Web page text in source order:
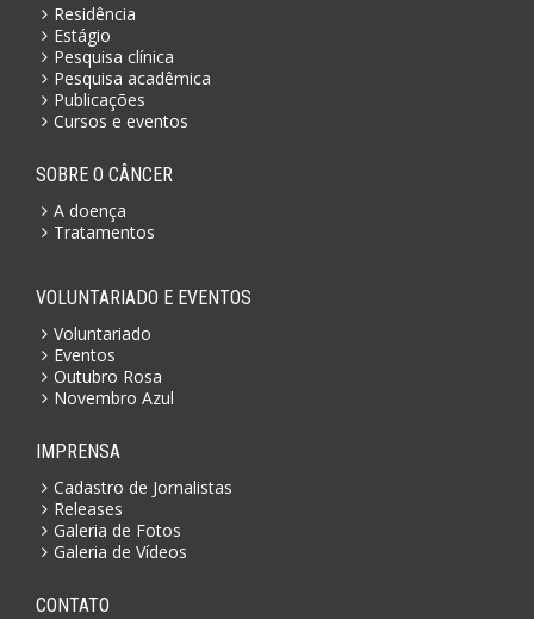
Residência
Estágio
Pesquisa clínica
Pesquisa acadêmica
Publicações
Cursos e eventos
SOBRE O CÂNCER
A doença
Tratamentos
VOLUNTARIADO E EVENTOS
Voluntariado
Eventos
Outubro Rosa
Novembro Azul
IMPRENSA
Cadastro de Jornalistas
Releases
Galeria de Fotos
Galeria de Vídeos
CONTATO